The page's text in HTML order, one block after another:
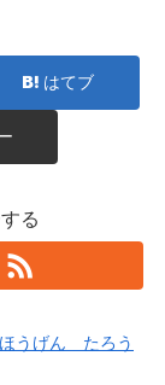
はてブ
る
ほうげん たろう